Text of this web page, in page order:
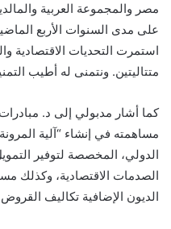
مصر والمجموعة العربية
على مدى السنوات الأربع
استمرت التحديات الاقتصادية
متتاليتين. ونتمنى له أطيب
كما أشار مدبولي إلى د.
مساهمته في إنشاء “آلية
الدولي، المخصصة لتوفير
الصدمات الاقتصادية، وكذلك
الديون الإضافية تكاليف القروض